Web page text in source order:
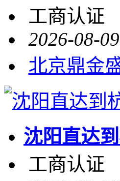
工商认证
2026-08-09
北京鼎金
沈阳直达
工商认证